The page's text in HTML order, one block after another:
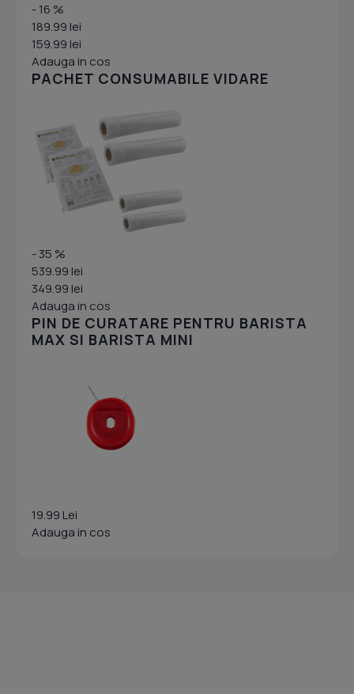
- 16 %
189.99 lei
159.99 lei
Adauga in cos
PACHET CONSUMABILE VIDARE
- 35 %
539.99 lei
349.99 lei
Adauga in cos
PIN DE CURATARE PENTRU BARISTA
MAX SI BARISTA MINI
19.99 Lei
Adauga in cos